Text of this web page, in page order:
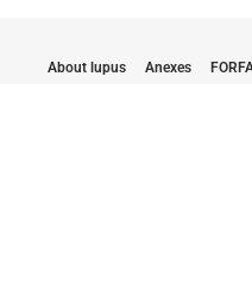
About lupus Anexes